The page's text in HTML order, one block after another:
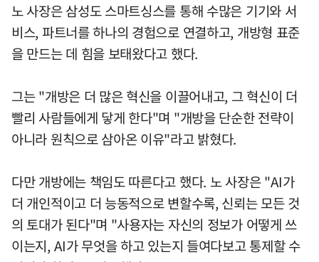
노 사장은 삼성도 스마트싱스를 통해 수많은 기기와 서
비스, 파트너를 하나의 경험으로 연결하고, 개방형 표준
을 만드는 데 힘을 보태왔다고 했다.
그는 "개방은 더 많은 혁신을 이끌어내고, 그 혁신이 더
빨리 사람들에게 닿게 한다"며 "개방을 단순한 전략이
아니라 원칙으로 삼아온 이유"라고 밝혔다.
다만 개방에는 책임도 따른다고 했다. 노 사장은 "AI가
더 개인적이고 더 능동적으로 변할수록, 신뢰는 모든 것
의 토대가 된다"며 "사용자는 자신의 정보가 어떻게 쓰
이는지, AI가 무엇을 하고 있는지 들여다보고 통제할 수